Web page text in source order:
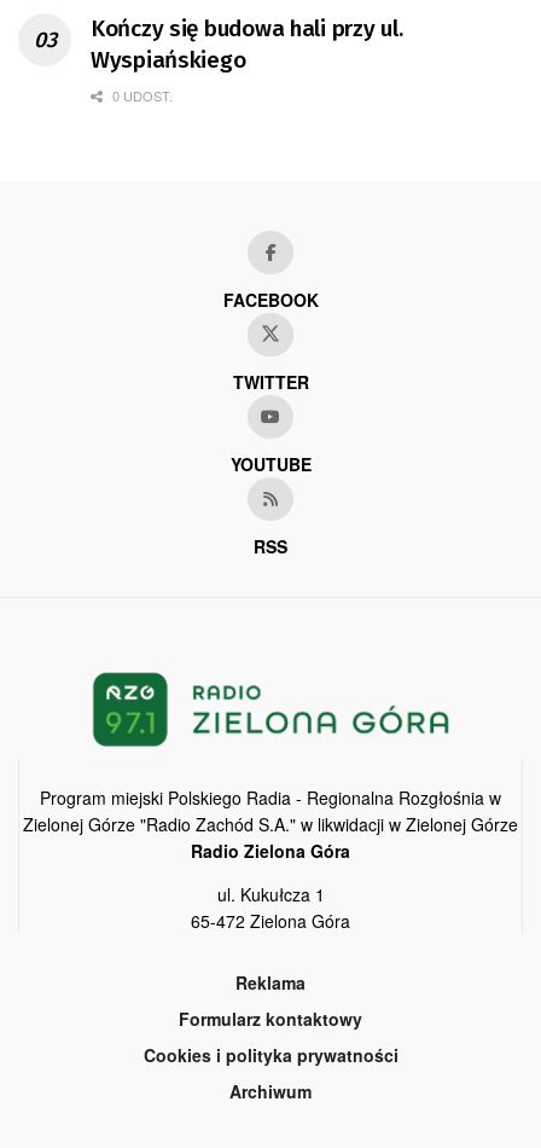
Kończy się budowa hali przy ul.
Wyspiańskiego
0 UDOST.
FACEBOOK
TWITTER
YOUTUBE
RSS
Program miejski Polskiego Radia - Regionalna Rozgłośnia w
Zielonej Górze "Radio Zachód S.A." w likwidacji w Zielonej Górze
Radio Zielona Góra
ul. Kukułcza 1
65-472 Zielona Góra
Reklama
Formularz kontaktowy
Cookies i polityka prywatności
Archiwum